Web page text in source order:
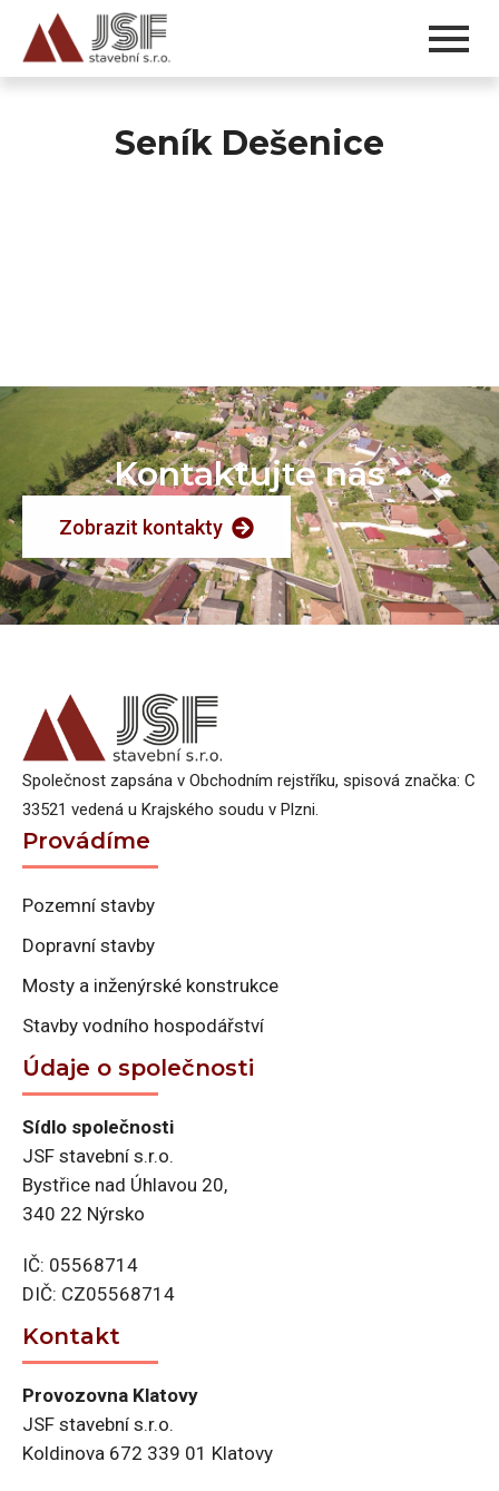
Seník Dešenice
Kontaktujte nás
Zobrazit kontakty
Společnost zapsána v Obchodním rejstříku, spisová značka: C
33521 vedená u Krajského soudu v Plzni.
Provádíme
Pozemní stavby
Dopravní stavby
Mosty a inženýrské konstrukce
Stavby vodního hospodářství
Údaje o společnosti
Sídlo společnosti
JSF stavební s.r.o.
Bystřice nad Úhlavou 20,
340 22 Nýrsko
IČ: 05568714
DIČ: CZ05568714
Kontakt
Provozovna Klatovy
JSF stavební s.r.o.
Koldinova 672 339 01 Klatovy